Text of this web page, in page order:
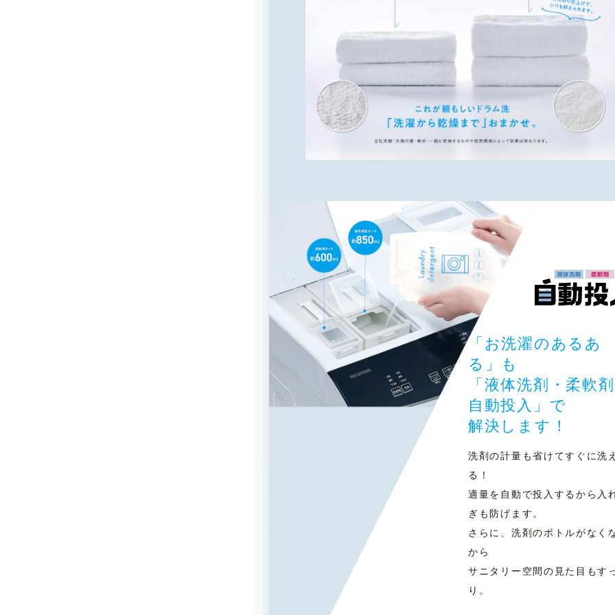
「お洗濯のあるあ
る」も
「液体洗剤・柔軟剤
自動投入」で
解決します！
洗剤の計量も省けてすぐに洗え
る！
適量を自動で投入するから入
ぎも防げます。
さらに、洗剤のボトルがなく
から
サニタリー空間の見た目もす
り。